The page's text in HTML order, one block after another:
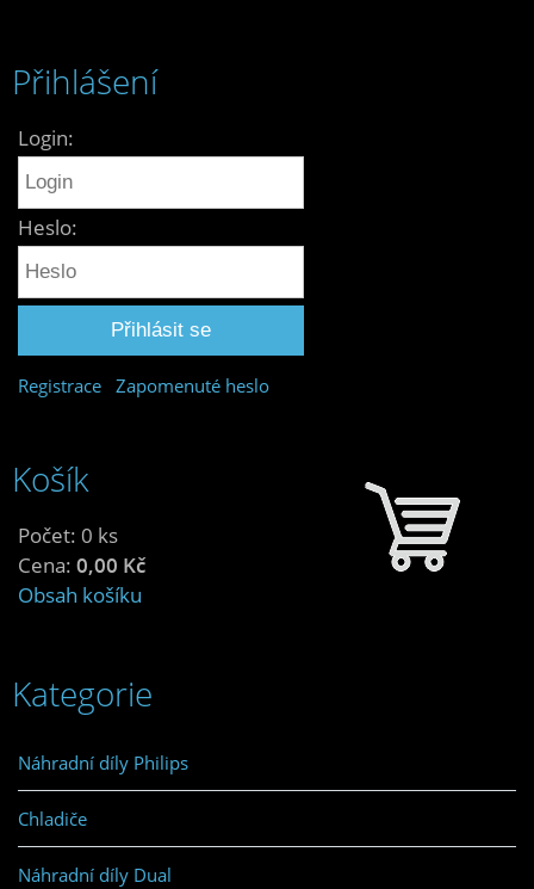
Přihlášení
Login:
Heslo:
Registrace Zapomenuté heslo
Košík
Počet: 0 ks
Cena: 0,00 Kč
Obsah košíku
Kategorie
Náhradní díly Philips
Chladiče
Náhradní díly Dual